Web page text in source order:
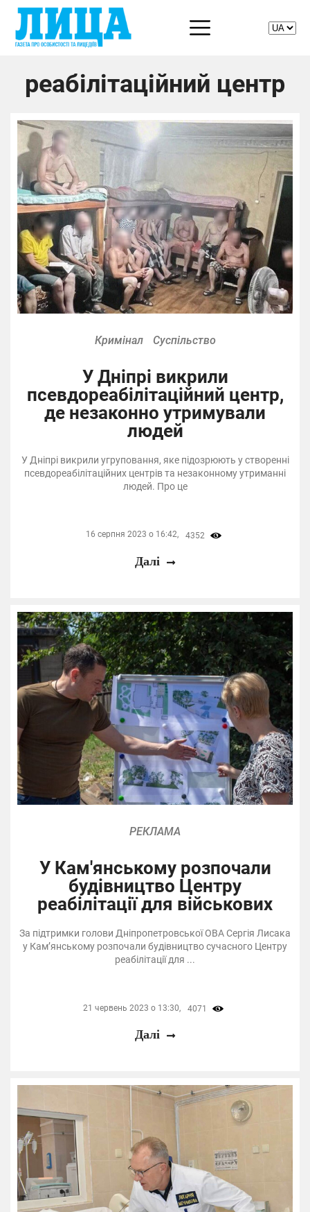
реабілітаційний центр
Кримінал Суспільство
У Дніпрі викрили
псевдореабілітаційний центр,
де незаконно утримували
людей
У Дніпрі викрили угруповання, яке підозрюють у створенні
псевдореабілітаційних центрів та незаконному утриманні
людей. Про це
16 серпня 2023 о 16:42, 4352
Далі
РЕКЛАМА
У Кам'янському розпочали
будівництво Центру
реабілітації для військових
За підтримки голови Дніпропетровської ОВА Сергія Лисака
у Кам’янському розпочали будівництво сучасного Центру
реабілітації для ...
21 червень 2023 о 13:30, 4071
Далі